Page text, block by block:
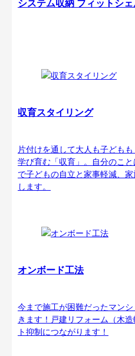
システム収納 フィットシ
収育スタイリング
片付けを通して大人も子ども
学び育む「収育」。自分のこ
で子どもの自立と家事軽減、
します。
オンボード工法
今まで施工が困難だったマン
きます！戸建リフォーム（木
ト抑制につながります！